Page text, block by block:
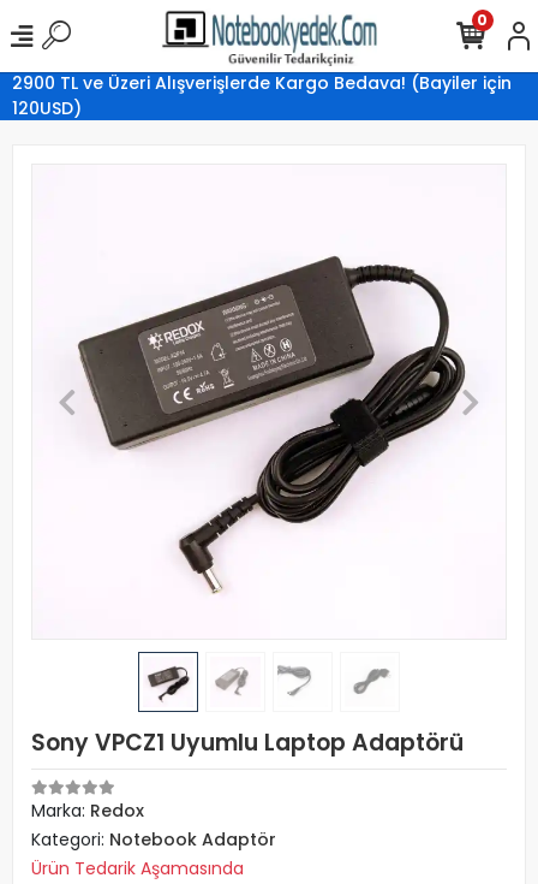
2900 TL ve Üzeri Alışverişlerde Kargo Bedava! (Bayiler için
120USD)
0
Sony VPCZ1 Uyumlu Laptop Adaptörü
Marka: Redox
Kategori: Notebook Adaptör
Ürün Tedarik Aşamasında